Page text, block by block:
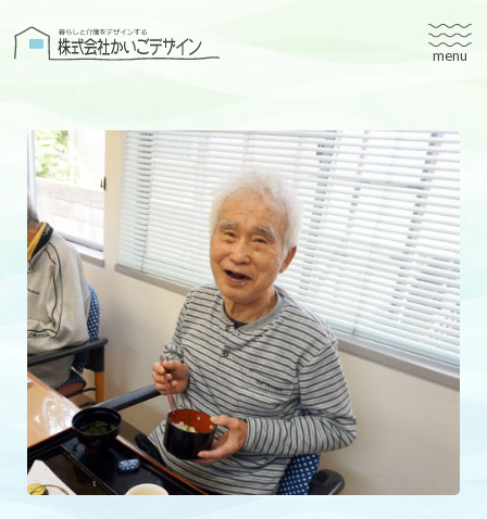
株式会社かいごデザイン
有料老人ホームユタリト
ユタリト船橋
ユタリト市川
デイサービスネスト実籾
建築設計
ブログ
会社案内
個人情報保護方針